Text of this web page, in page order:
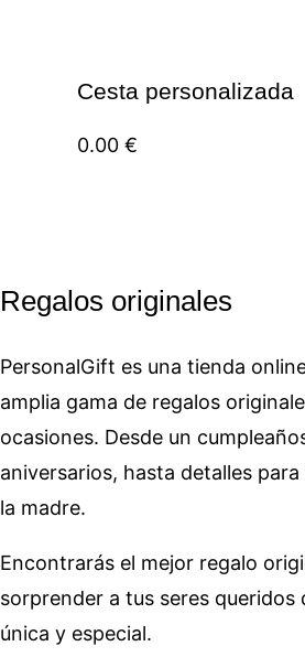
Cesta personalizada
0.00 €
Regalos originales
PersonalGift es una tienda
amplia gama de regalos
ocasiones. Desde un
aniversarios, hasta detalles
la madre.
Encontrarás el mejor regalo
sorprender a tus seres queridos
única y especial.